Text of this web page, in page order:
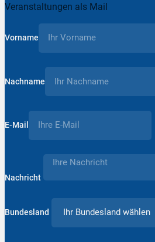
Veranstaltungen als Mail
Vorname
Nachname
E-Mail
Nachricht
Bundesland